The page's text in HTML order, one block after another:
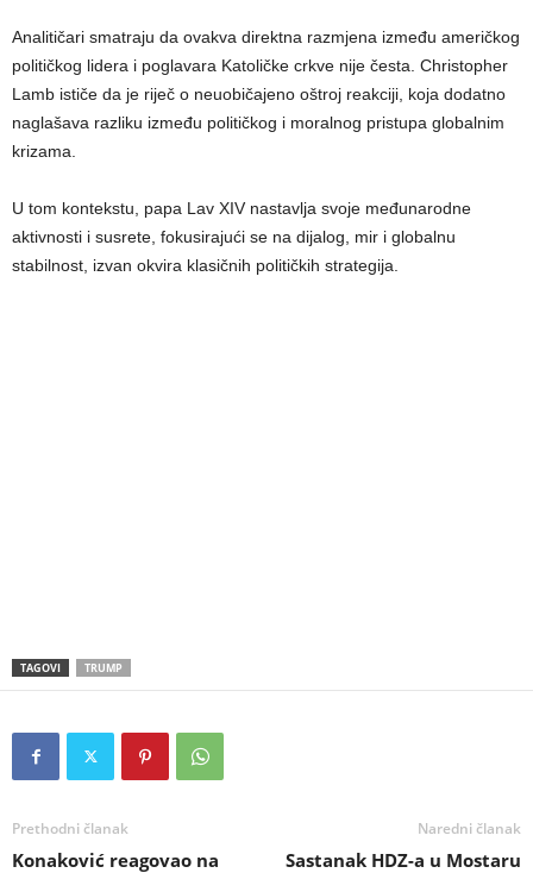
Analitičari smatraju da ovakva direktna razmjena između američkog
političkog lidera i poglavara Katoličke crkve nije česta. Christopher
Lamb ističe da je riječ o neuobičajeno oštroj reakciji, koja dodatno
naglašava razliku između političkog i moralnog pristupa globalnim
krizama.
U tom kontekstu, papa Lav XIV nastavlja svoje međunarodne
aktivnosti i susrete, fokusirajući se na dijalog, mir i globalnu
stabilnost, izvan okvira klasičnih političkih strategija.
TAGOVI TRUMP
Prethodni članak
Konaković reagovao na
Naredni članak
Sastanak HDZ-a u Mostaru